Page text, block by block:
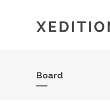
Board